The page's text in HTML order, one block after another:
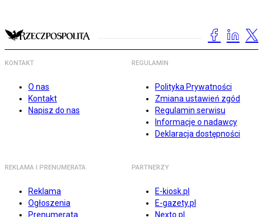
KONTAKT
O nas
Kontakt
Napisz do nas
REGULAMIN
Polityka Prywatności
Zmiana ustawień zgód
Regulamin serwisu
Informacje o nadawcy
Deklaracja dostępności
REKLAMA I PRENUMERATA
Reklama
Ogłoszenia
Prenumerata
PARTNERZY
E-kiosk.pl
E-gazety.pl
Nexto.pl